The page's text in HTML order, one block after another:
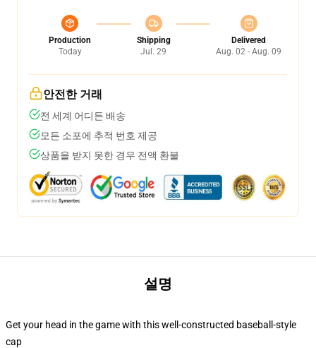
Production
Today
Shipping
Jul. 29
Delivered
Aug. 02 - Aug. 09
안전한 거래
전 세계 어디든 배송
모든 소포에 추적 번호 제공
상품을 받지 못한 경우 전액 환불
설명
Get your head in the game with this well-constructed baseball-style
cap